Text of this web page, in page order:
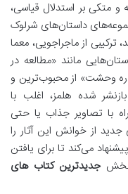
متکی بر استدلال قیاسی،
داستان‌های شرلوک
از ماجراجویی، معما
مانند «مطالعه در
وحشت» از محبوب‌ترین و
شده هلمز، اغلب با
با تصاویر جذاب یا حتی
از خوانش این آثار را
می‌کند تا برای یافتن
بخشجدیدترین کتاب های